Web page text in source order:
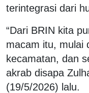
terintegrasi dari
“Dari BRIN kita
macam itu, mulai
kecamatan, dan
akrab disapa
(19/5/2026) lalu.